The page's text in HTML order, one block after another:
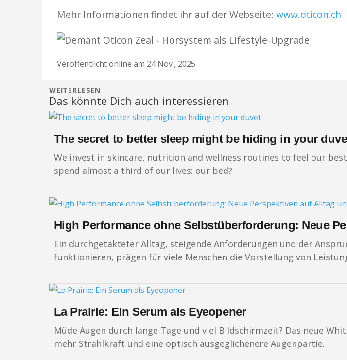
Mehr Informationen findet ihr auf der Webseite: www.oticon.ch
Veröffentlicht online am 24 Nov., 2025
WEITERLESEN
Das könnte Dich auch interessieren
The secret to better sleep might be hiding in your
We invest in skincare, nutrition and wellness routines to feel our
spend almost a third of our lives: our bed?
High Performance ohne Selbstüberforderung: Neue
Ein durchgetakteter Alltag, steigende Anforderungen und der
funktionieren, prägen für viele Menschen die Vorstellung von
La Prairie: Ein Serum als Eyeopener
Müde Augen durch lange Tage und viel Bildschirmzeit? Das neue
mehr Strahlkraft und eine optisch ausgeglichenere Augenpartie.